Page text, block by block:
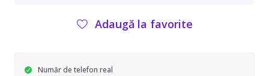
Adaugă la favorite
Număr de telefon real